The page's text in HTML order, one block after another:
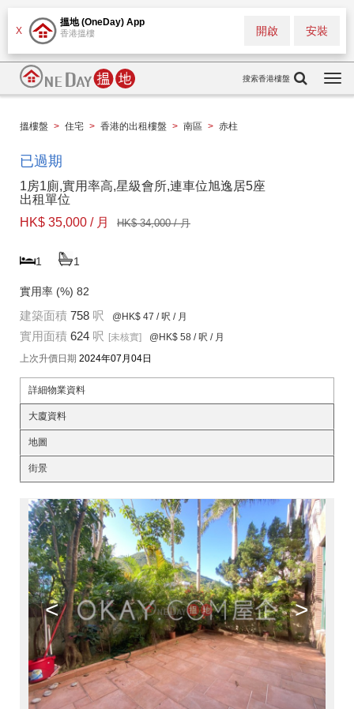
X
搵地 (OneDay) App
香港搵樓 安裝
開啟
搜索香港樓盤
搵樓盤 > 住宅 > 香港的出租樓盤 > 南區 > 赤柱
已過期
1房1廁,實用率高,星級會所,連車位旭逸居5座
出租單位
HK$ 35,000 / 月
HK$ 34,000 / 月
1 1
實用率 (%) 82
建築面積 758 呎 @HK$ 47 / 呎 / 月
實用面積 624 呎 [未核實] @HK$ 58 / 呎 / 月
上次升價日期 2024年07月04日
詳細物業資料
大廈資料
地圖
街景
< >